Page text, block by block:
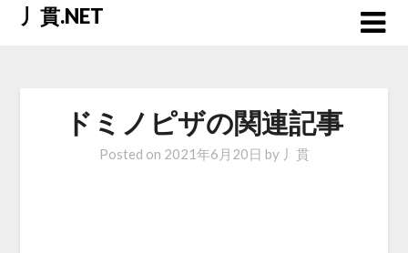
Skip丿貫.NET
ドミノピザの関連記事
Posted on 2021年6月20日 by 丿貫